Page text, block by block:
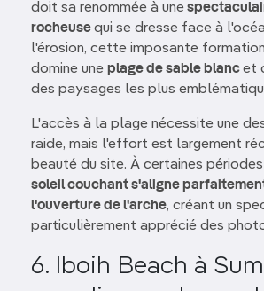
doit sa renommée à une
rocheusequi se dresse face à
l'érosion, cette imposante
domine une plage de sable blancet
des paysages les plus
L'accès à la plage nécessite une
raide, mais l'effort est largement
beauté du site. À certaines
soleil couchant s'aligne
l'ouverture de l'arche, créant un
particulièrement apprécié des
6. Iboih Beach à